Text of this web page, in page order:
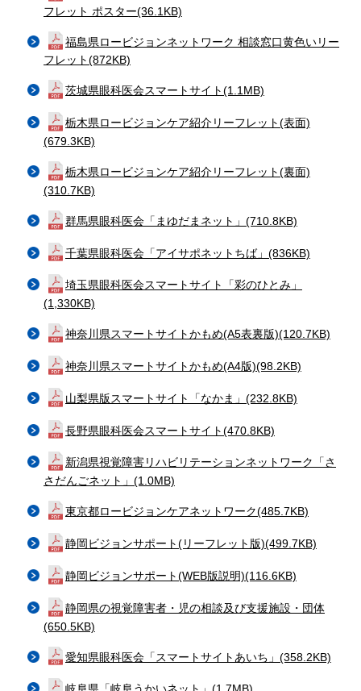
フレット ポスター(36.1KB)
福島県ロービジョンネットワーク 相談窓口黄色いリー
フレット(872KB)
茨城県眼科医会スマートサイト(1.1MB)
栃木県ロービジョンケア紹介リーフレット(表面)
(679.3KB)
栃木県ロービジョンケア紹介リーフレット(裏面)
(310.7KB)
群馬県眼科医会「まゆだまネット」(710.8KB)
千葉県眼科医会「アイサポネットちば」(836KB)
埼玉県眼科医会スマートサイト「彩のひとみ」
(1,330KB)
神奈川県スマートサイトかもめ(A5表裏版)(120.7KB)
神奈川県スマートサイトかもめ(A4版)(98.2KB)
山梨県版スマートサイト「なかま」(232.8KB)
長野県眼科医会スマートサイト(470.8KB)
新潟県視覚障害リハビリテーションネットワーク「さ
さだんごネット」(1.0MB)
東京都ロービジョンケアネットワーク(485.7KB)
静岡ビジョンサポート(リーフレット版)(499.7KB)
静岡ビジョンサポート(WEB版説明)(116.6KB)
静岡県の視覚障害者・児の相談及び支援施設・団体
(650.5KB)
愛知県眼科医会「スマートサイトあいち」(358.2KB)